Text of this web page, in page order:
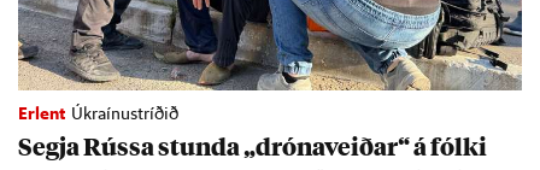
Erlent Úkraínustríðið
Segja Rússa stunda „dróna­veið­ar“ á fólki